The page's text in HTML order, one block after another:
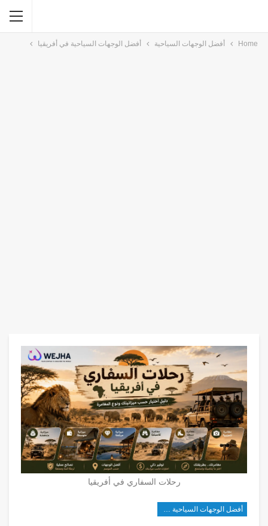
Home أفضل الوجهات السياحية أفضل الوجهات السياحية في أفريقيا
رحلات السفاري في أفريقيا